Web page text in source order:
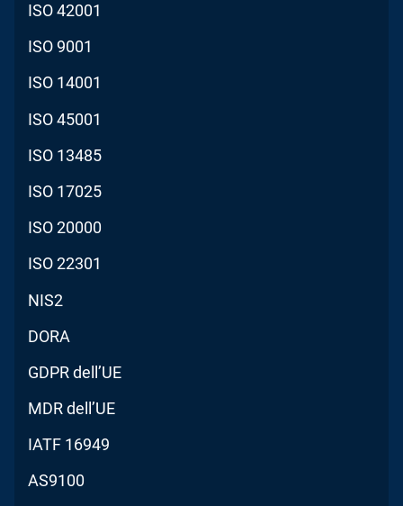
ISO 42001
ISO 9001
ISO 14001
ISO 45001
ISO 13485
ISO 17025
ISO 20000
ISO 22301
NIS2
DORA
GDPR dell’UE
MDR dell’UE
IATF 16949
AS9100